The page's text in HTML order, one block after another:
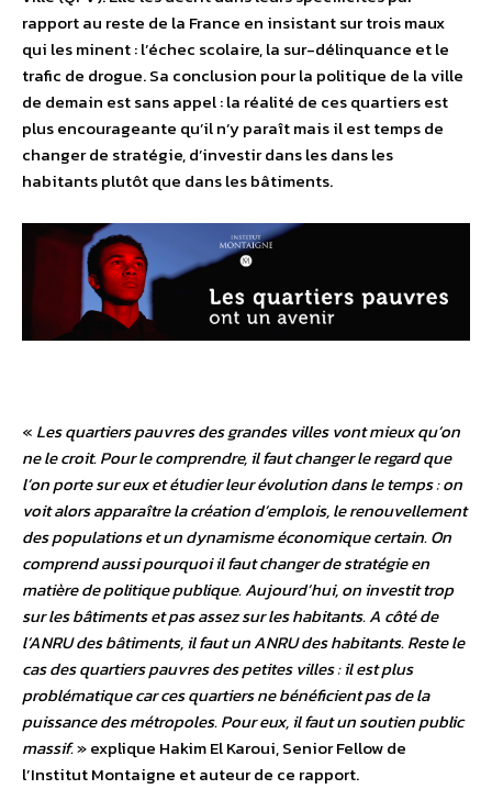
rapport au reste de la France en insistant sur trois maux
qui les minent : l’échec scolaire, la sur-délinquance et le
trafic de drogue. Sa conclusion pour la politique de la ville
de demain est sans appel : la réalité de ces quartiers est
plus encourageante qu’il n’y paraît mais il est temps de
changer de stratégie, d’investir dans les dans les
habitants plutôt que dans les bâtiments.
« Les quartiers pauvres des grandes villes vont mieux qu’on
ne le croit. Pour le comprendre, il faut changer le regard que
l’on porte sur eux et étudier leur évolution dans le temps : on
voit alors apparaître la création d’emplois, le renouvellement
des populations et un dynamisme économique certain. On
comprend aussi pourquoi il faut changer de stratégie en
matière de politique publique. Aujourd’hui, on investit trop
sur les bâtiments et pas assez sur les habitants. A côté de
l’ANRU des bâtiments, il faut un ANRU des habitants. Reste le
cas des quartiers pauvres des petites villes : il est plus
problématique car ces quartiers ne bénéficient pas de la
puissance des métropoles. Pour eux, il faut un soutien public
massif.» explique Hakim El Karoui, Senior Fellow de
l’Institut Montaigne et auteur de ce rapport.